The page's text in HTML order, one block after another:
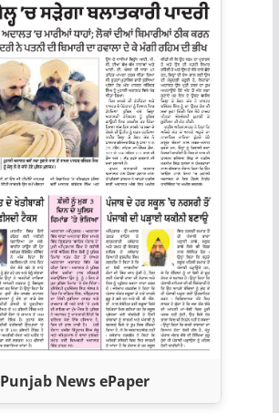
Punjab News ePaper